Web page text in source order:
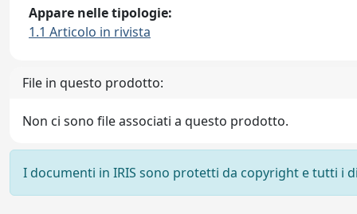
Appare nelle tipologie:
1.1 Articolo in rivista
File in questo prodotto:
Non ci sono file associati a questo prodotto.
I documenti in IRIS sono protetti da copyright e tutti i